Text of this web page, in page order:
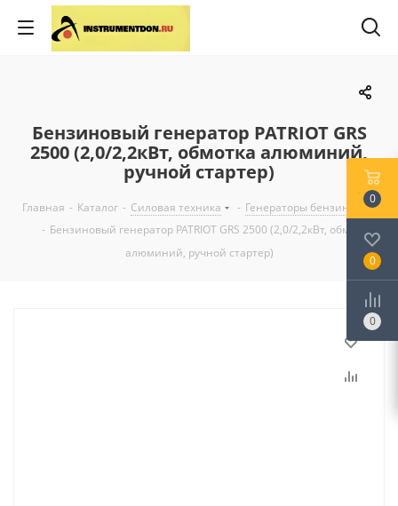
Бензиновый генератор PATRIOT GRS
2500 (2,0/2,2кВт, обмотка алюминий,
ручной стартер)
Главная - Каталог - Силовая техника - Генераторы бензиновые
- Бензиновый генератор PATRIOT GRS 2500 (2,0/2,2кВт, обмотка
алюминий, ручной стартер)
0
0
0